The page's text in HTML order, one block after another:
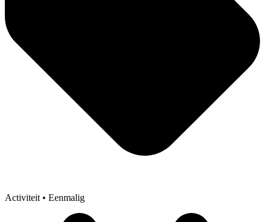
Activiteit• Eenmalig